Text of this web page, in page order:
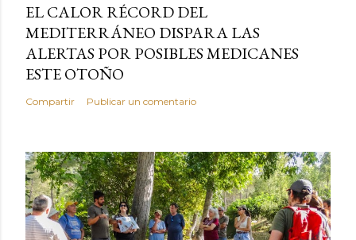
EL CALOR RÉCORD DEL
MEDITERRÁNEO DISPARA LAS
ALERTAS POR POSIBLES MEDICANES
ESTE OTOÑO
Compartir Publicar un comentario